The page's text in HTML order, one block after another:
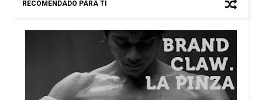
RECOMENDADO PARA TI